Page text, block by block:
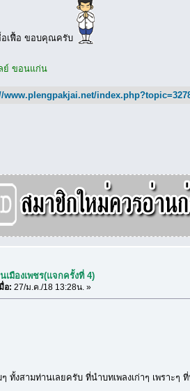
เฟื้อ ขอบคุณครับ
ย์ ขอนแก่น
www.plengpakjai.net/
เมืองเพชร(แจกครั้งที่ 4)
อ: 27/ม.ค./18 13:28น. »
ๆ ทั้งสามท่านเลยครับ ที่นำบทเพลงเก่าๆ เพรา